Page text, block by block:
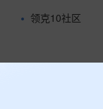
领克10社区